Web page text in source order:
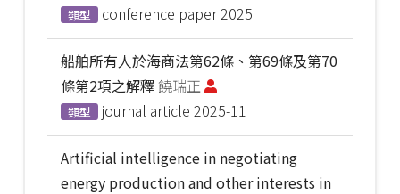
類型 conference paper2025
船舶所有人於海商法第62條、第69條及第70
條第2項之解釋饒瑞正
類型 journal article 2025-11
Artificial intelligence in negotiating
energy production and other interests in